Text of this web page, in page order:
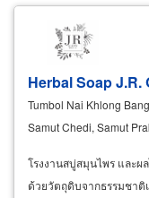
Herbal Soap
Tumbol Nai Khlong
Samut Chedi, Samut
โรงงานสบู่สมุนไพร และผ
ด้วยวัตถุดิบจากธรรมชา